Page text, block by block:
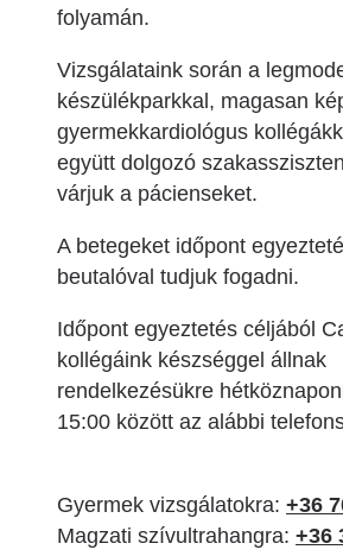
folyamán.
Vizsgálataink során a
készülékparkkal, magasan
gyermekkardiológus
együtt dolgozó
várjuk a pácienseket.
A betegeket időpont
beutalóval tudjuk fogadni.
Időpont egyeztetés céljából
kollégáink készséggel állnak
rendelkezésükre
15:00 között az alábbi
Gyermek vizsgálatokra: +36
Magzati szívultrahangra: +36